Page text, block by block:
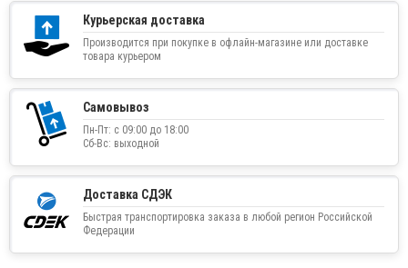
Курьерская доставка
Производится при покупке в офлайн-магазине или доставке
товара курьером
Самовывоз
Пн-Пт: с 09:00 до 18:00
Сб-Вс: выходной
Доставка СДЭК
Быстрая транспортировка заказа в любой регион Российской
Федерации